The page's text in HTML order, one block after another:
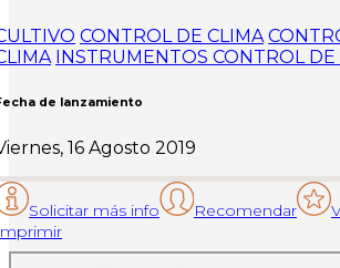
CONTROL DE CLIMA
INSTRUMENTOS CONTROL
de lanzamiento
16 Agosto 2019
Solicitar más info Recomendar